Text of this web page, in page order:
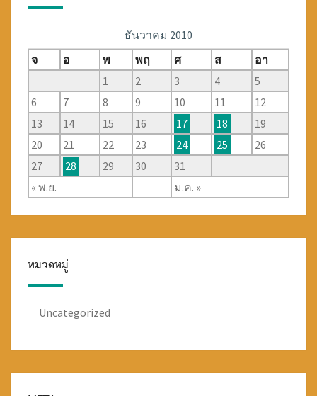
ธันวาคม 2010
จ
อ พ พฤ ศ ส อา
« พ.ย. ม.ค. »
1 2 3 4
5
6
7 8 9 10 11
12
13
14 15 16 17 18
19
20
21 22 23 24 25
26
27
28 29 30 31
หมวดหมู่
Uncategorized